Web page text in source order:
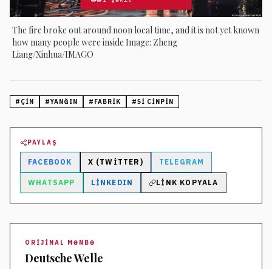
The fire broke out around noon local time, and it is not yet known
how many people were inside Image: Zheng
Liang/Xinhua/IMAGO
# ÇIN #YANĞIN # FABRIK #SI CINPIN
PAYLAŞ
FACEBOOK X (TWITTER) TELEGRAM
WHATSAPP LINKEDIN LINK KOPYALA
ORIJINAL MƏNBƏ
Deutsche Welle